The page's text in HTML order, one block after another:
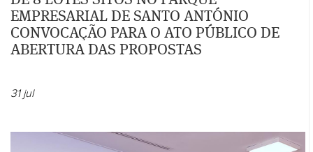
EMPRESARIAL DE SANTO ANTÓNIO
CONVOCAÇÃO PARA O ATO PÚBLICO DE
ABERTURA DAS PROPOSTAS
31 jul